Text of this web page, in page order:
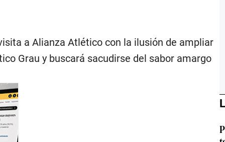
a Alianza Atlético con la ilusión de ampliar
Grau y buscará sacudirse del sabor amargo